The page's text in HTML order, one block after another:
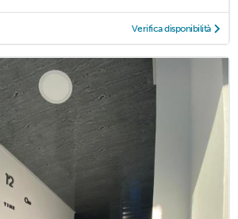
Verifica disponibilità